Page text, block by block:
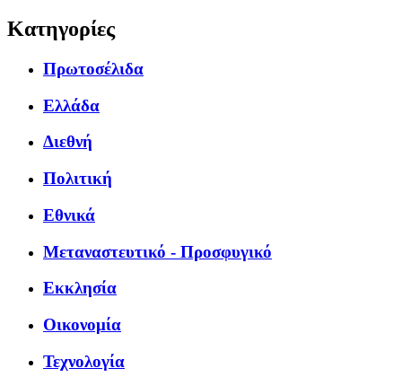
Κατηγορίες
Πρωτοσέλιδα
Ελλάδα
Διεθνή
Πολιτική
Εθνικά
Μεταναστευτικό - Προσφυγικό
Εκκλησία
Οικονομία
Τεχνολογία